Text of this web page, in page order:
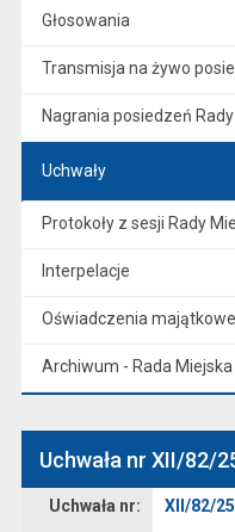
Głosowania
Transmisja na żywo
Nagrania posiedzeń
Uchwały
Protokoły z sesji Rady
Interpelacje
Oświadczenia
Archiwum - Rada Miejska
Uchwała nr XII/82/
Uchwała nr:
XII/82/25